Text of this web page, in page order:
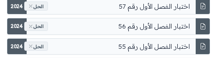
اختبار الفصل الأول رقم 57 2024 الحل
اختبار الفصل الأول رقم 56 2024 الحل
اختبار الفصل الأول رقم 55 2024 الحل